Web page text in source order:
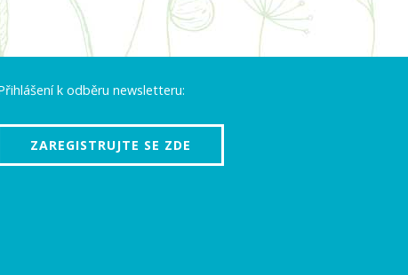
k odběru newsletteru:
ZAREGISTRUJTE SE ZDE